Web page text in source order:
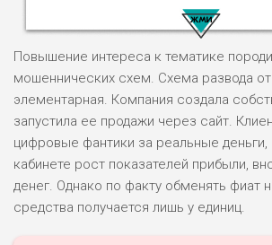
НАЗВАНИЕ
ВСЕМ
Повышение интереса к тематике
мошеннических схем. Схема развода
элементарная. Компания создала
запустила ее продажи через сайт.
цифровые фантики за реальные деньги,
кабинете рост показателей прибыли,
денег. Однако по факту обменять фиат
средства получается лишь у единиц.